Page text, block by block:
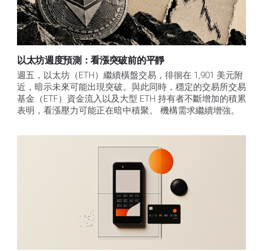
以太坊週度預測：看漲突破前的平靜
週五，以太坊（ETH）繼續橫盤交易，徘徊在 1,901 美元附
近，暗示未來可能出現突破。與此同時，穩定的交易所交易
基金（ETF）資金流入以及大型 ETH 持有者不斷增加的積累
表明，看漲壓力可能正在暗中積聚。 機構需求繼續增強。